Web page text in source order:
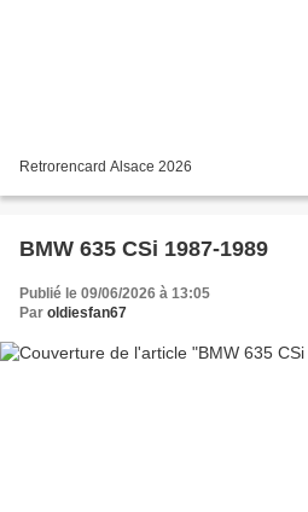
Retrorencard Alsace 2026
BMW 635 CSi 1987-1989
Publié le 09/06/2026 à 13:05
Par oldiesfan67